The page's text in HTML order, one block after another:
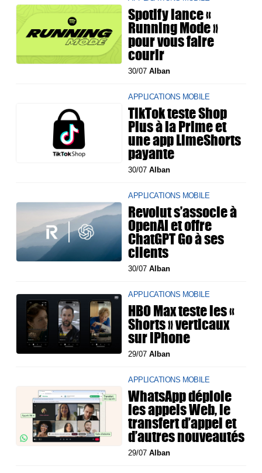
Spotify lance «
Running Mode »
pour vous faire
courir
30/07Alban
APPLICATIONS MOBILE
TikTok teste Shop
Plus à la Prime et
une app LimeShorts
payante
30/07Alban
APPLICATIONS MOBILE
Revolut s’associe à
OpenAI et offre
ChatGPT Go à ses
clients
30/07Alban
APPLICATIONS MOBILE
HBO Max teste les «
Shorts » verticaux
sur iPhone
29/07Alban
APPLICATIONS MOBILE
WhatsApp déploie
les appels Web, le
transfert d’appel et
d’autres nouveautés
29/07Alban